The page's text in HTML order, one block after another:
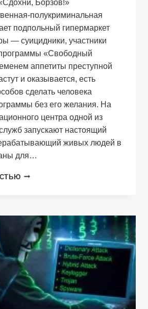
Борзов!»
полукриминальная
подпольный гипермаркет
— суицидники, участники
«Свободный
аппетиты преступной
и оказывается, есть
сделать человека
без его желания. На
центра одной из
запускают настоящий
живых людей в
для…
СДОХНИ,